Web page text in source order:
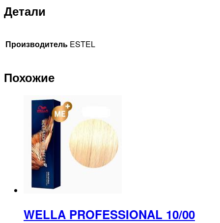
Детали
Производитель ESTEL
Похожие
WELLA PROFESSIONAL 10/00